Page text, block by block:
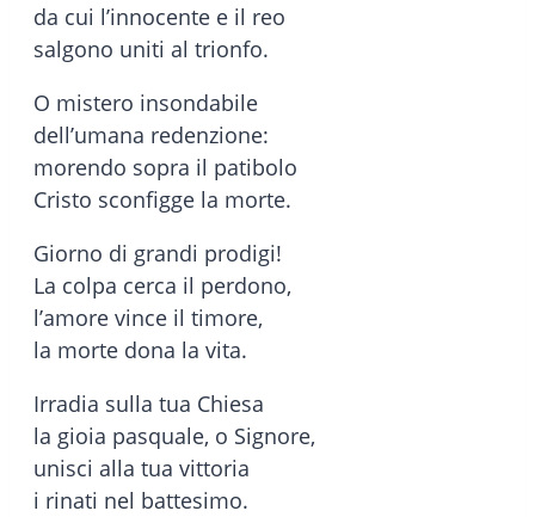
da cui l’innocente e il reo
salgono uniti al trionfo.
O mistero insondabile
dell’umana redenzione:
morendo sopra il patibolo
Cristo sconfigge la morte.
Giorno di grandi prodigi!
La colpa cerca il perdono,
l’amore vince il timore,
la morte dona la vita.
Irradia sulla tua Chiesa
la gioia pasquale, o Signore,
unisci alla tua vittoria
i rinati nel battesimo.